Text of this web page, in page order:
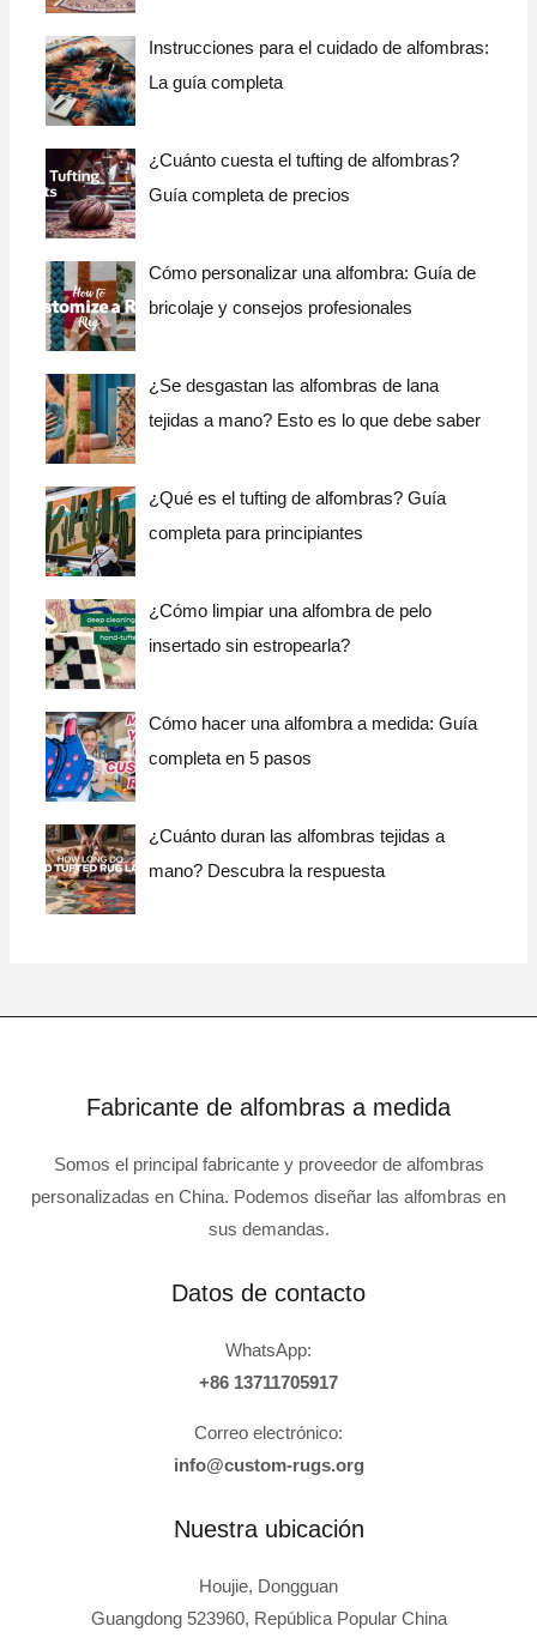
Instrucciones para el cuidado de alfombras:
La guía completa
¿Cuánto cuesta el tufting de alfombras?
Guía completa de precios
Cómo personalizar una alfombra: Guía de
bricolaje y consejos profesionales
¿Se desgastan las alfombras de lana
tejidas a mano? Esto es lo que debe saber
¿Qué es el tufting de alfombras? Guía
completa para principiantes
¿Cómo limpiar una alfombra de pelo
insertado sin estropearla?
Cómo hacer una alfombra a medida: Guía
completa en 5 pasos
¿Cuánto duran las alfombras tejidas a
mano? Descubra la respuesta
Fabricante de alfombras a medida
Somos el principal fabricante y proveedor de alfombras
personalizadas en China. Podemos diseñar las alfombras en
sus demandas.
Datos de contacto
WhatsApp:
+86 13711705917
Correo electrónico:
info@custom-rugs.org
Nuestra ubicación
Houjie, Dongguan
Guangdong 523960, República Popular China
Russian